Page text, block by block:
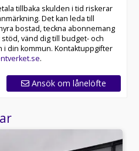
tillbaka skulden i tid riskerar
Det kan leda till
bostad, teckna abonnemang
stöd, vänd dig till budget- och
i din kommun. Kontaktuppgifter
.
Ansök om lånelöfte